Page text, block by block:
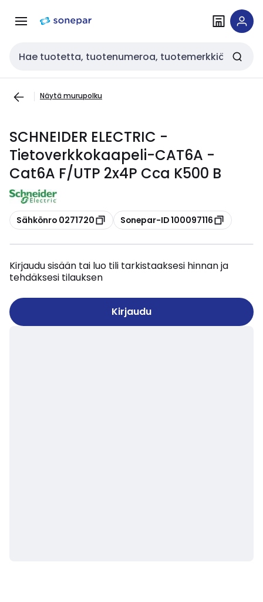
navigointiinsisältöön
Haku
Näytä murupolku
SCHNEIDER ELECTRIC -
Tietoverkkokaapeli-CAT6A -
Cat6A F/UTP 2x4P Cca K500 B
Kopioi
Sähkönro 0271720 Kopioi
Sonepar-ID 100097116
Kirjaudu sisään tai luo tili tarkistaaksesi hinnan ja
tehdäksesi tilauksen
Kirjaudu